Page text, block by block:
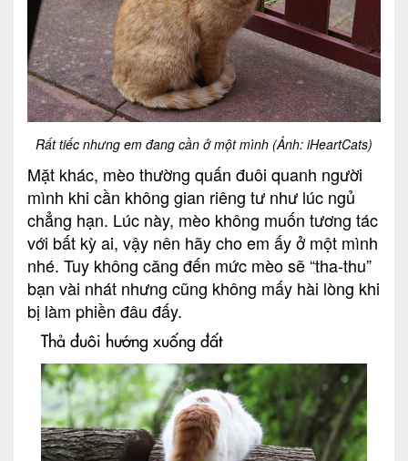
Rất tiếc nhưng em đang cần ở một mình (Ảnh: iHeartCats)
Mặt khác, mèo thường quấn đuôi quanh người
mình khi cần không gian riêng tư như lúc ngủ
chẳng hạn. Lúc này, mèo không muốn tương tác
với bất kỳ ai, vậy nên hãy cho em ấy ở một mình
nhé. Tuy không căng đến mức mèo sẽ “tha-thu”
bạn vài nhát nhưng cũng không mấy hài lòng khi
bị làm phiền đâu đấy.
Thả đuôi hướng xuống đất